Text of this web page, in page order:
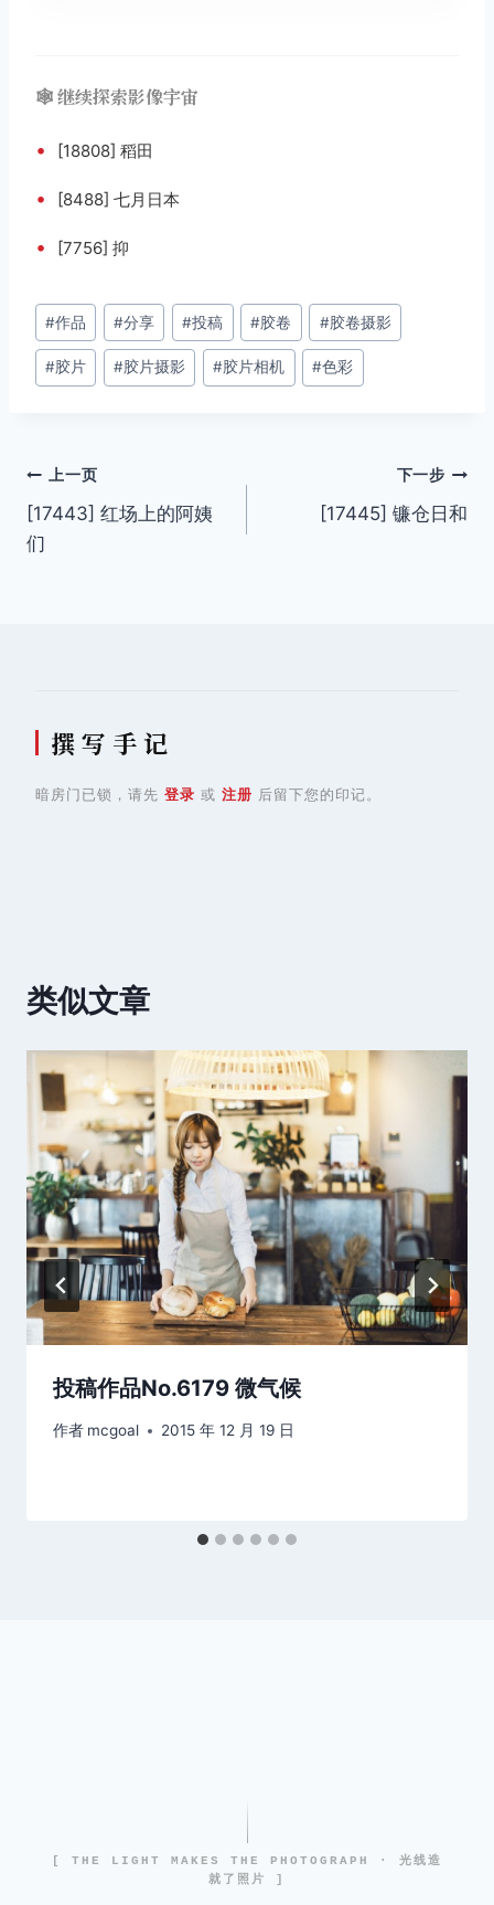
🕸️ 继续探索影像宇宙
• [18808] 稻田
• [8488] 七月日本
• [7756] 抑
文
章
标
#作品 #分享 #投稿 #胶卷 #胶卷摄影
#胶片 #胶片摄影 #胶片相机 #色彩
文
章
上一页
[17443] 红场上的阿姨
们
下一步
[17445] 镰仓日和
撰 写 手 记
暗房门已锁，请先 登录 或 注册 后留下您的印记。
类似文章
投稿作品No.6179 微气候
作者 mcgoal 2015 年 12 月 19 日
[ THE LIGHT MAKES THE PHOTOGRAPH · 光线造
就了照片 ]